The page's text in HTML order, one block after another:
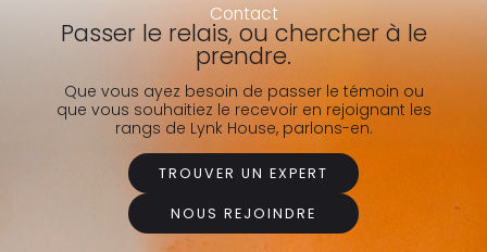
Contact
Passer le relais, ou chercher à le
prendre.
Que vous ayez besoin de passer le témoin ou
que vous souhaitiez le recevoir en rejoignant les
rangs de Lynk House, parlons-en.
TROUVER UN EXPERT
NOUS REJOINDRE